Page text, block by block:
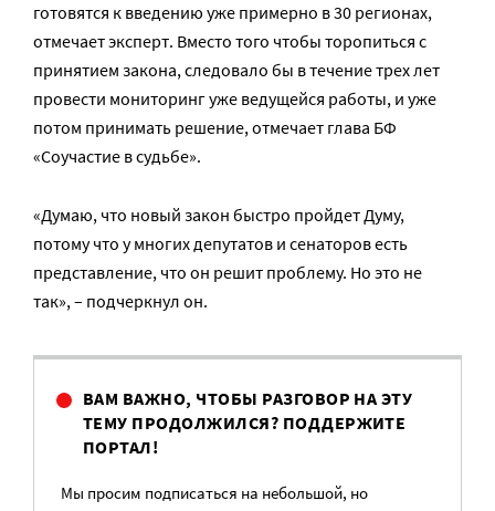
готовятся к введению уже примерно в 30 регионах,
отмечает эксперт. Вместо того чтобы торопиться с
принятием закона, следовало бы в течение трех лет
провести мониторинг уже ведущейся работы, и уже
потом принимать решение, отмечает глава БФ
«Соучастие в судьбе».
«Думаю, что новый закон быстро пройдет Думу,
потому что у многих депутатов и сенаторов есть
представление, что он решит проблему. Но это не
так», – подчеркнул он.
ВАМ ВАЖНО, ЧТОБЫ РАЗГОВОР НА ЭТУ
ТЕМУ ПРОДОЛЖИЛСЯ? ПОДДЕРЖИТЕ
ПОРТАЛ!
Мы просим подписаться на небольшой, но